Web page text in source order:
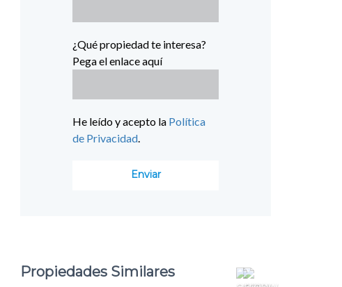
¿Qué propiedad te interesa?
Pega el enlace aquí
He leído y acepto la Política
de Privacidad.
Propiedades Similares